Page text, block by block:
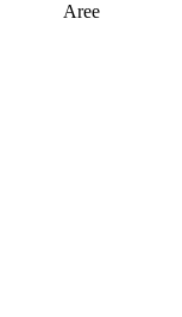
Aree